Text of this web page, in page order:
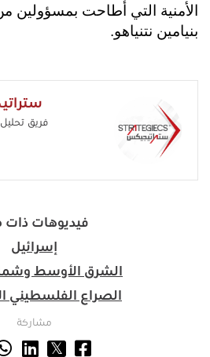
الأمنية التي أطاحت بمسؤولين
بنيامين نتنياهو.
فريق
فيديوهات
إسرائيل
الشرق الأوسط
الصراع الفلسطيني
مشاركة